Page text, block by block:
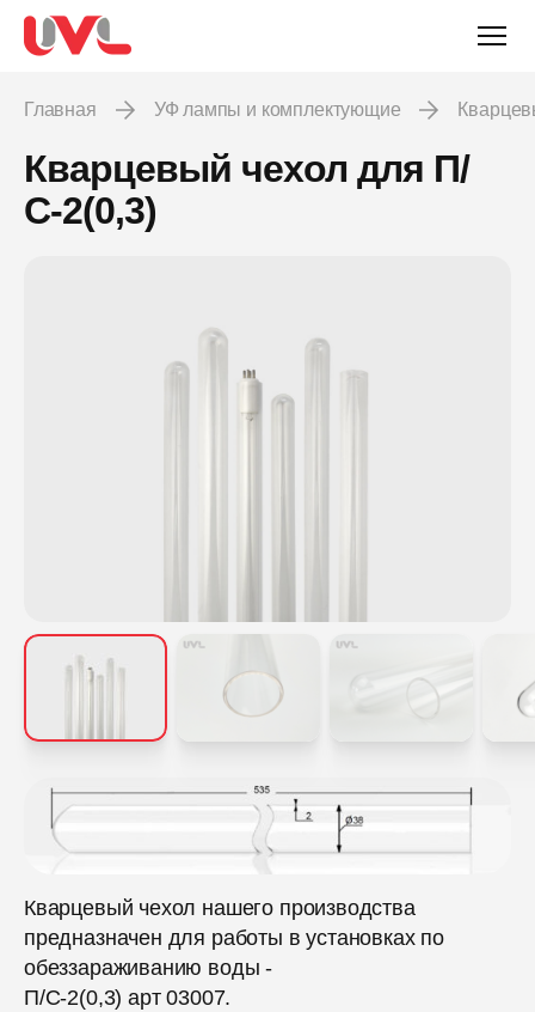
Главная УФ лампы и комплектующие
Кварцевый чехол для П/
С-2(0,3)
Кварцевый чехол нашего производства
предназначен для работы в установках по
обеззараживанию воды -
П/С-2(0,3) арт 03007.